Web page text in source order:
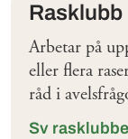
Rasklubb
Arbetar på
eller flera
råd i
Sv